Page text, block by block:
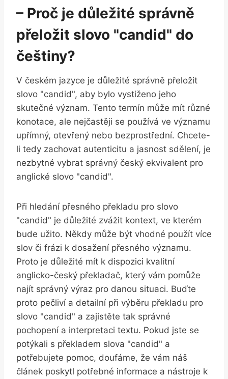
– Proč je důležité správně
přeložit slovo "candid" do
češtiny?
V českém jazyce je důležité správně přeložit
slovo "candid", aby bylo vystiženo jeho
skutečné význam. Tento termín může mít různé
konotace, ale nejčastěji se používá ve významu
upřímný, otevřený nebo bezprostřední. Chcete-
li tedy zachovat autenticitu a jasnost sdělení, je
nezbytné vybrat správný český ekvivalent pro
anglické slovo "candid".
Při hledání přesného překladu pro slovo
"candid" je důležité zvážit kontext, ve kterém
bude užito. Někdy může být vhodné použít více
slov či frázi k dosažení přesného významu.
Proto je důležité mít k dispozici kvalitní
anglicko-český překladač, který vám pomůže
najít správný výraz pro danou situaci. Buďte
proto pečliví a detailní při výběru překladu pro
slovo "candid" a zajistěte tak správné
pochopení a interpretaci textu. Pokud jste se
potýkali s překladem slova "candid" a
potřebujete pomoc, doufáme, že vám náš
článek poskytl potřebné informace a nástroje k